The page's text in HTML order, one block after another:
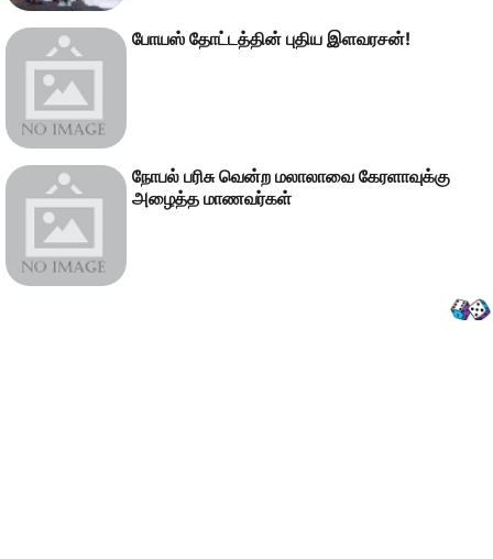
போயஸ் தோட்டத்தின் புதிய இளவரசன்!
நோபல் பரிசு வென்ற மலாலாவை கேரளாவுக்கு
அழைத்த மாணவர்கள்